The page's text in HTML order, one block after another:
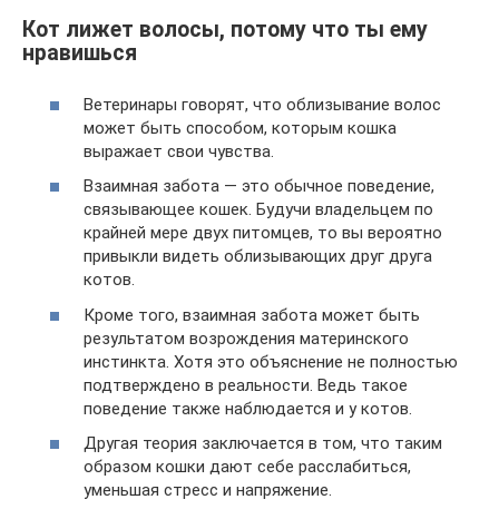
Кот лижет волосы, потому что ты ему
нравишься
Ветеринары говорят, что облизывание волос
может быть способом, которым кошка
выражает свои чувства.
Взаимная забота — это обычное поведение,
связывающее кошек. Будучи владельцем по
крайней мере двух питомцев, то вы вероятно
привыкли видеть облизывающих друг друга
котов.
Кроме того, взаимная забота может быть
результатом возрождения материнского
инстинкта. Хотя это объяснение не полностью
подтверждено в реальности. Ведь такое
поведение также наблюдается и у котов.
Другая теория заключается в том, что таким
образом кошки дают себе расслабиться,
уменьшая стресс и напряжение.